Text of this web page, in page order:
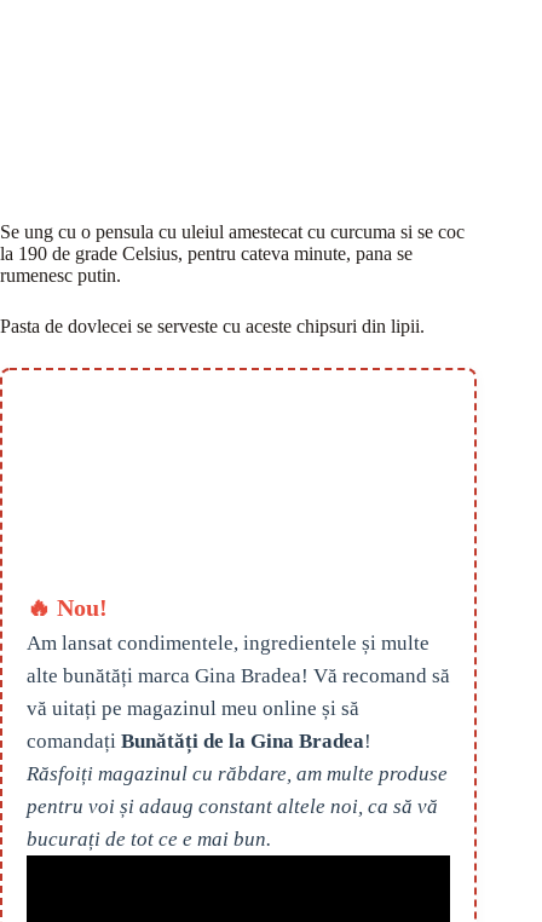
Se ung cu o pensula cu uleiul amestecat cu curcuma si se coc
la 190 de grade Celsius, pentru cateva minute, pana se
rumenesc putin.
Pasta de dovlecei se serveste cu aceste chipsuri din lipii.
🔥 Nou!
Am lansat condimentele, ingredientele și multe
alte bunătăți marca Gina Bradea! Vă recomand să
vă uitați pe magazinul meu online și să
comandați Bunătăți de la Gina Bradea!
Răsfoiți magazinul cu răbdare, am multe produse
pentru voi și adaug constant altele noi, ca să vă
bucurați de tot ce e mai bun.